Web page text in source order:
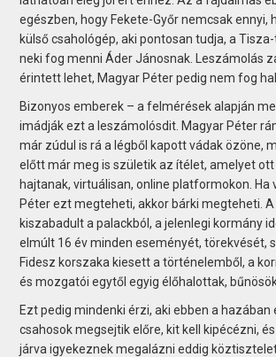
egészben, hogy Fekete-Győr nemcsak ennyi,
külső csahológép, aki pontosan tudja, a
neki fog menni Áder Jánosnak. Leszámolás
érintett lehet, Magyar Péter pedig nem fog
Bizonyos emberek – a felmérések alapján
imádják ezt a leszámolósdit. Magyar Péter
már zúdul is rá a légből kapott vádak özöne,
előtt már meg is születik az ítélet, amelyet ott
hajtanak, virtuálisan, on­line platformokon. Ha
Péter ezt megteheti, akkor bárki megteheti.
kiszabadult a palackból, a jelenlegi kormány
elmúlt 16 év minden eseményét, törekvését,
Fidesz korszaka kiesett a történelemből, a
és mozgatói egytől egyig élőhalottak,
Ezt pedig mindenki érzi, aki ebben a hazában
csahosok megsejtik előre, kit kell kipécézni, és
járva igyekeznek megalázni eddig